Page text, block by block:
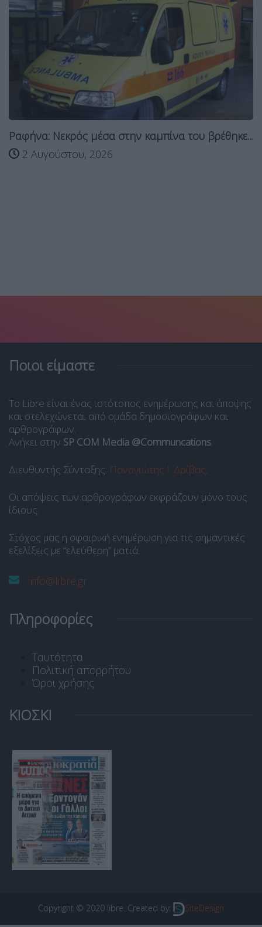
Ραφήνα: Νεκρός μέσα στην καμπίνα του βρέθηκε...
2 Αυγούστου, 2026
Ποιοι είμαστε
Το Libre είναι ένας ιστότοπος ενημέρωσης και άποψης
και στελεχώνεται από ομάδα δημοσιογράφων και
αρθρογράφων.
Ανήκει στην SP COM Media @Communcations.
Διευθυντής Σύνταξης: Παναγιώτης Ι. Δρίβας.
Οι απόψεις των αρθρογράφων εκφράζουν μόνο τους
ίδιους.
Στόχος μας η σφαιρική ενημέρωση για τις σημαντικές
εξελίξεις με “ελεύθερη” ματιά.
info@libre.gr
Πληροφορίες
Ταυτότητα
Πολιτική απορρήτου
Όροι χρήσης
ΚΙΟΣΚΙ
Copyright © 2020 libre. Created by: SiteDesign